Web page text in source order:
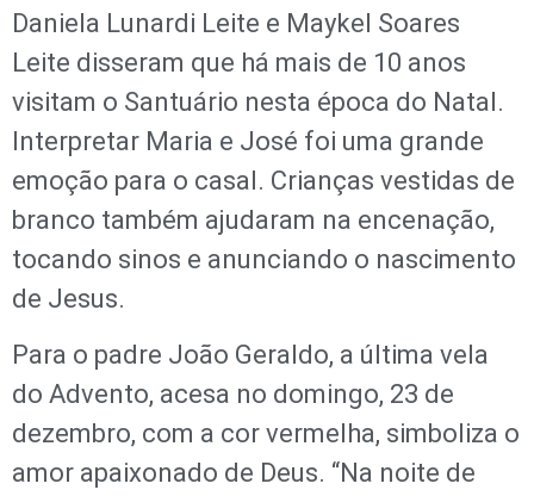
Daniela Lunardi Leite e Maykel Soares
Leite disseram que há mais de 10 anos
visitam o Santuário nesta época do Natal.
Interpretar Maria e José foi uma grande
emoção para o casal. Crianças vestidas de
branco também ajudaram na encenação,
tocando sinos e anunciando o nascimento
de Jesus.
Para o padre João Geraldo, a última vela
do Advento, acesa no domingo, 23 de
dezembro, com a cor vermelha, simboliza o
amor apaixonado de Deus. “Na noite de